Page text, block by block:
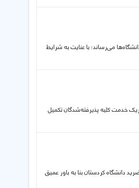
می‌رساند؛ با عنایت به شرایط
(بهمن) تکمیل ظرفیت سال 1404 دانشگاه کردستان با تبریک خدمت کلیه پذیرفته‌شدگان تکمیل
دوم سال تحصیلی ۱۴۰۵-۱۴۰۴ همانگونه که مستحضرید دانشگاه کردستان بنا به باور عمیق